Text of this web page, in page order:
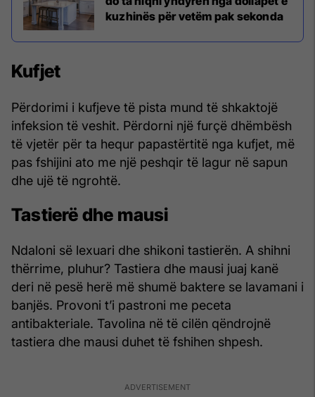
kuzhinës për vetëm pak sekonda
Kufjet
Përdorimi i kufjeve të pista mund të shkaktojë
infeksion të veshit. Përdorni një furçë dhëmbësh
të vjetër për ta hequr papastërtitë nga kufjet, më
pas fshijini ato me një peshqir të lagur në sapun
dhe ujë të ngrohtë.
Tastierë dhe mausi
Ndaloni së lexuari dhe shikoni tastierën. A shihni
thërrime, pluhur? Tastiera dhe mausi juaj kanë
deri në pesë herë më shumë baktere se lavamani i
banjës. Provoni t’i pastroni me peceta
antibakteriale. Tavolina në të cilën qëndrojnë
tastiera dhe mausi duhet të fshihen shpesh.